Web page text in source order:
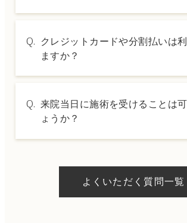
は料金表ページをご確認いただくか
セリングでご案内いたします。
Q. クレジットカードや分割払いは
ますか？
した分割払いも可能です。詳細は受
フにお問い合わせください。
Q. 来院当日に施術を受けることは
ょうか？
ただける施術もございます。当日の
希望の場合は、ご予約の際にお気軽
よくいただく質問一覧